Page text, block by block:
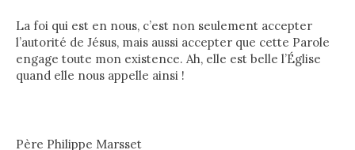
La foi qui est en nous, c’est non seulement accepter
l’autorité de Jésus, mais aussi accepter que cette Parole
engage toute mon existence. Ah, elle est belle l’Église
quand elle nous appelle ainsi !
Père Philippe Marsset